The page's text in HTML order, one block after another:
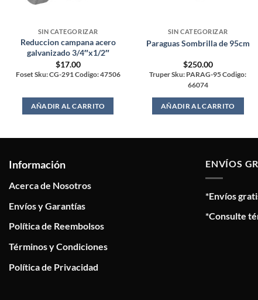
SIN CATEGORIZAR
Reduccion campana acero
galvanizado 3/4″x1/2″
$17.00
Foset Sku: CG-291 Codigo: 47506
AÑADIR AL CARRITO
SIN CATEGORIZAR
Paraguas Sombrilla de 95cm
$250.00
Truper Sku: PARAG-95 Codigo:
66074
AÑADIR AL CARRITO
Información
Acerca de Nosotros
Envíos y Garantías
Política de Reembolsos
Términos y Condiciones
Política de Privacidad
ENVÍOS
*Envíos
*Consulte